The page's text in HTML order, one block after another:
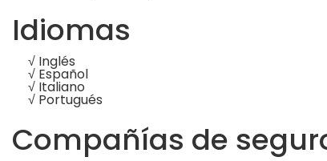
Idiomas
√ Inglés
√ Español
√ Italiano
√ Portugués
Compañías de